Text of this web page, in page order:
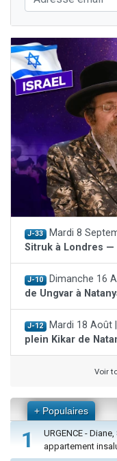
J-33 Mardi 8
Sitruk à Londres —
J-10 Dimanche 16
de Ungvar à
J-12 Mardi 18 Août |
plein Kikar de
Voir
+ Populaires
1
URGENCE -
appartement